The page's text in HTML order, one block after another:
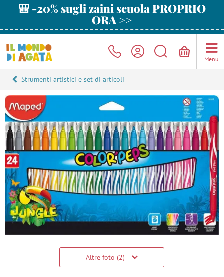
🎒 -20% sugli zaini scuola PROPRIO
ORA >>
Menu
Strumenti artistici e set di articoli
Altre foto (2)